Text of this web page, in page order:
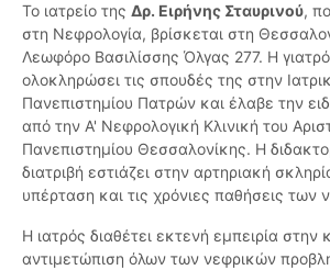
Το ιατρείο της Δρ. Ειρήνης Σταυρινού,
στη Νεφρολογία, βρίσκεται στη
Λεωφόρο Βασιλίσσης Όλγας 277. Η
ολοκληρώσει τις σπουδές της στην
Πανεπιστημίου Πατρών και έλαβε την
από την Α' Νεφρολογική Κλινική του
Πανεπιστημίου Θεσσαλονίκης. Η
διατριβή εστιάζει στην αρτηριακή
υπέρταση και τις χρόνιες παθήσεις των
Η ιατρός διαθέτει εκτενή εμπειρία στην
αντιμετώπιση όλων των νεφρικών